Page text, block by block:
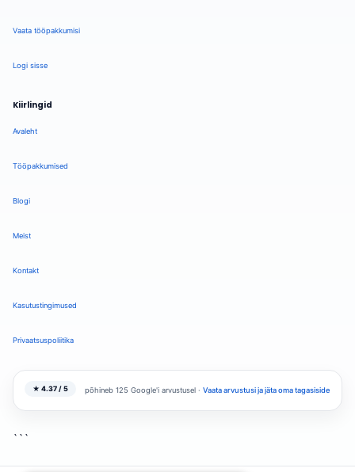
Vaata tööpakkumisi
Logi sisse
Kiirlingid
Avaleht
Tööpakkumised
Blogi
Meist
Kontakt
Kasutustingimused
Privaatsuspoliitika
★ 4.37 / 5 põhineb 125 Google'i arvustusel · Vaata arvustusi ja jäta oma tagasiside
```